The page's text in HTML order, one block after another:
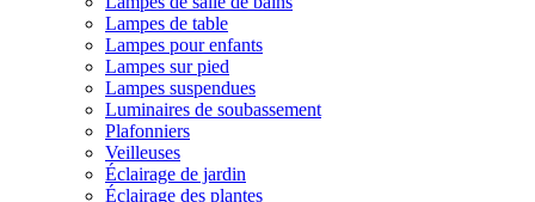
Lampes de table
Lampes pour enfants
Lampes sur pied
Lampes suspendues
Luminaires de soubassement
Plafonniers
Veilleuses
Éclairage de jardin
Éclairage des plantes